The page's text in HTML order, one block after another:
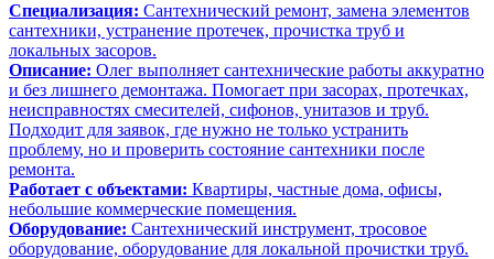
Специализация: Сантехнический ремонт, замена элементов
сантехники, устранение протечек, прочистка труб и
локальных засоров.
Описание: Олег выполняет сантехнические работы аккуратно
и без лишнего демонтажа. Помогает при засорах, протечках,
неисправностях смесителей, сифонов, унитазов и труб.
Подходит для заявок, где нужно не только устранить
проблему, но и проверить состояние сантехники после
ремонта.
Работает с объектами: Квартиры, частные дома, офисы,
небольшие коммерческие помещения.
Оборудование: Сантехнический инструмент, тросовое
оборудование, оборудование для локальной прочистки труб.